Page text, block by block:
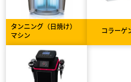
タンニング（日焼け）
マシン
コラーゲ